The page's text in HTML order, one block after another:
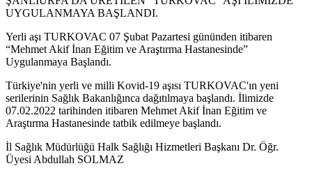
UYGULANMAYA BAŞLANDI.
Yerli aşı TURKOVAC 07 Şubat Pazartesi gününden itibaren
“Mehmet Akif İnan Eğitim ve Araştırma Hastanesinde”
Uygulanmaya Başlandı.
Türkiye'nin yerli ve milli Kovid-19 aşısı TURKOVAC'ın yeni
serilerinin Sağlık Bakanlığınca dağıtılmaya başlandı. İlimizde
07.02.2022 tarihinden itibaren Mehmet Akif İnan Eğitim ve
Araştırma Hastanesinde tatbik edilmeye başlandı.
İl Sağlık Müdürlüğü Halk Sağlığı Hizmetleri Başkanı Dr. Öğr.
Üyesi Abdullah SOLMAZ